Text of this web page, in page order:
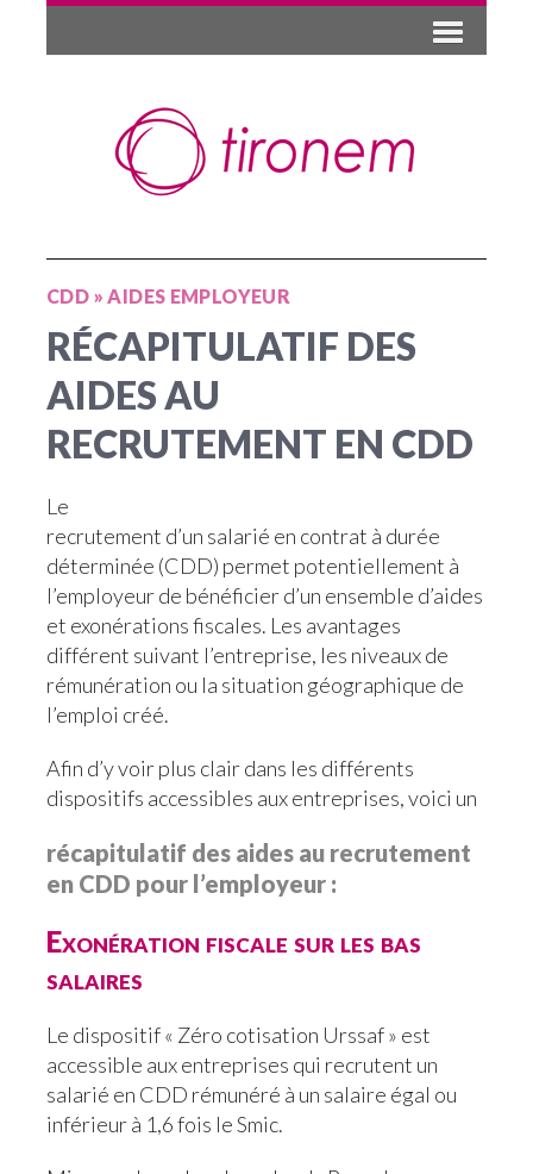
CDD » AIDES EMPLOYEUR
RÉCAPITULATIF DES
AIDES AU
RECRUTEMENT EN CDD
Le
recrutement d’un salarié en contrat à durée
déterminée (CDD) permet potentiellement à
l’employeur de bénéficier d’un ensemble d’aides
et exonérations fiscales. Les avantages
différent suivant l’entreprise, les niveaux de
rémunération ou la situation géographique de
l’emploi créé.
Afin d’y voir plus clair dans les différents
dispositifs accessibles aux entreprises, voici un
récapitulatif des aides au recrutement
en CDD pour l’employeur :
Exonération fiscale sur les bas
salaires
Le dispositif « Zéro cotisation Urssaf » est
accessible aux entreprises qui recrutent un
salarié en CDD rémunéré à un salaire égal ou
inférieur à 1,6 fois le Smic.